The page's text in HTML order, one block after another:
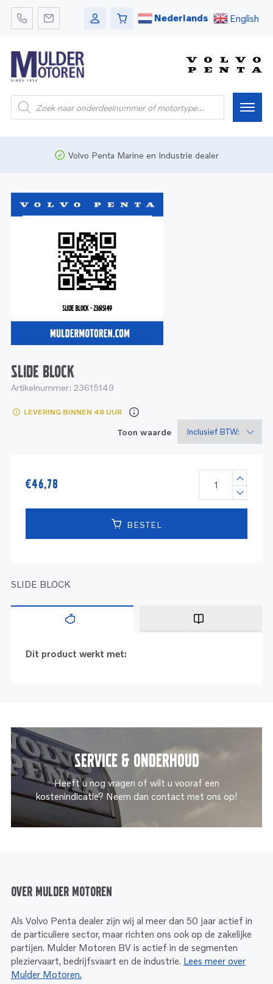
Nederlands English
Onderdelen
Bedrijfsvaart
Onderdelen
Motoren
Onderdelen
Service
Motoren
Service en onderhoud
Reman - Bedrijfsvaart
Volvo Penta Marine en Industrie dealer
SLIDE BLOCK
Artikelnummer: 23615149
LEVERING BINNEN 48 UUR
Toon waarde
€46,78
BESTEL
SLIDE BLOCK
Dit product werkt met:
Service & onderhoud
Heeft u nog vragen of wilt u vooraf een
kostenindicatie? Neem dan contact met ons op!
Over Mulder Motoren
Als Volvo Penta dealer zijn wij al meer dan 50 jaar actief in
de particuliere sector, maar richten ons ook op de zakelijke
partijen. Mulder Motoren BV is actief in de segmenten
pleziervaart, bedrijfsvaart en de industrie. Lees meer over
Mulder Motoren.